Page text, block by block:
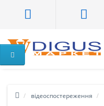
відеоспостереження